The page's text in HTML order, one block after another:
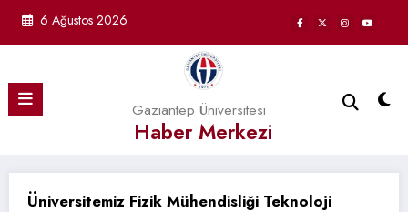
6 Ağustos 2026
Gaziantep Üniversitesi
Haber Merkezi
Üniversitemiz Fizik Mühendisliği Teknoloji